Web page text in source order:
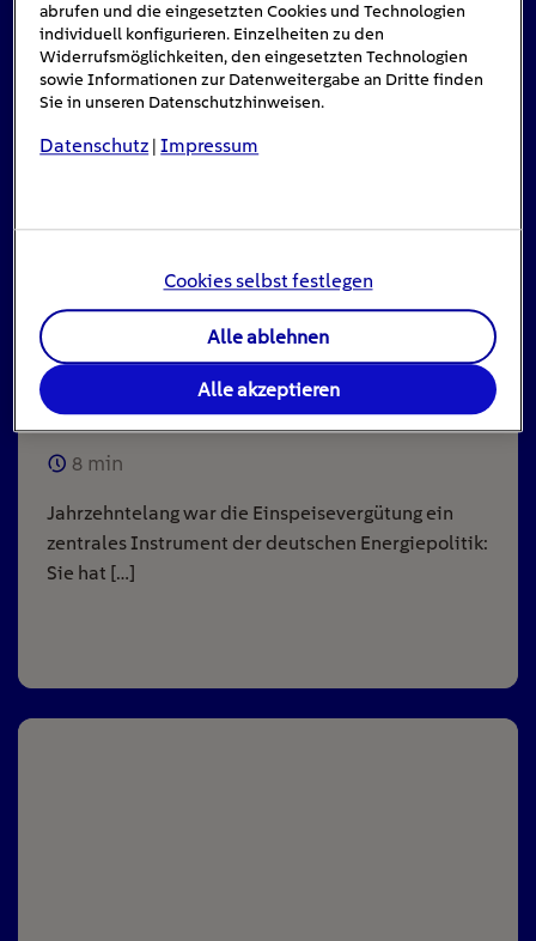
#Solarenergie
Einspeisevergütung für Photovoltaik-
Anlagen
8 min
Jahrzehntelang war die Einspeisevergütung ein
zentrales Instrument der deutschen Energiepolitik:
Sie hat […]
abrufen und die eingesetzten Cookies und Technologien
individuell konfigurieren. Einzelheiten zu den
Widerrufsmöglichkeiten, den eingesetzten Technologien
sowie Informationen zur Datenweitergabe an Dritte finden
Sie in unseren Datenschutzhinweisen.
Datenschutz |Impressum
Cookies selbst festlegen
Alle ablehnen
Alle akzeptieren